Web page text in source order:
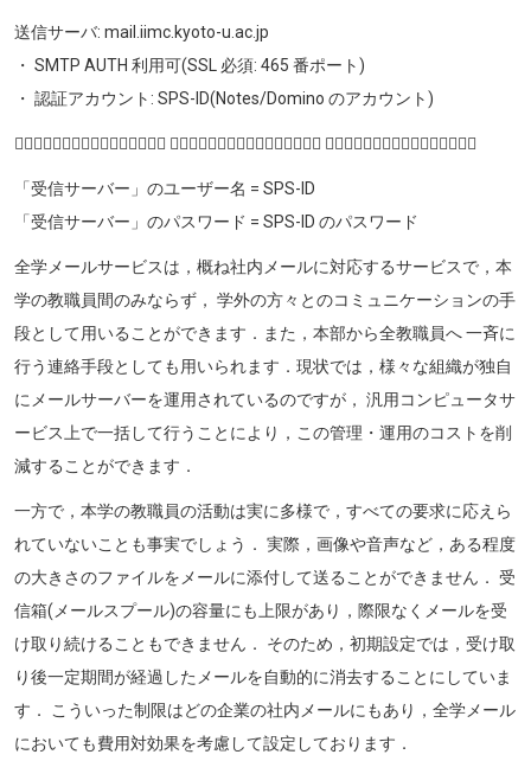
送信サーバ: mail.iimc.kyoto-u.ac.jp
・ SMTP AUTH 利用可(SSL 必須: 465 番ポート)
・ 認証アカウント: SPS-ID(Notes/Domino のアカウント)
♣ฺ♧ฺ♣ฺ♧ฺ♣ฺ♧ฺ♣ฺ♧ฺ ♣ฺ♧ฺ♣ฺ♧ฺ♣ฺ♧ฺ♣ฺ♧ฺ ♣ฺ♧ฺ♣ฺ♧ฺ♣ฺ♧ฺ♣ฺ♧ฺ
「受信サーバー」のユーザー名 = SPS-ID
「受信サーバー」のパスワード = SPS-ID のパスワード
全学メールサービスは，概ね社内メールに対応するサービスで，本
学の教職員間のみならず， 学外の方々とのコミュニケーションの手
段として用いることができます．また，本部から全教職員へ 一斉に
行う連絡手段としても用いられます．現状では，様々な組織が独自
にメールサーバーを運用されているのですが， 汎用コンピュータサ
ービス上で一括して行うことにより，この管理・運用のコストを削
減することができます．
一方で，本学の教職員の活動は実に多様で，すべての要求に応えら
れていないことも事実でしょう． 実際，画像や音声など，ある程度
の大きさのファイルをメールに添付して送ることができません． 受
信箱(メールスプール)の容量にも上限があり，際限なくメールを受
け取り続けることもできません． そのため，初期設定では，受け取
り後一定期間が経過したメールを自動的に消去することにしていま
す． こういった制限はどの企業の社内メールにもあり，全学メール
においても費用対効果を考慮して設定しております．